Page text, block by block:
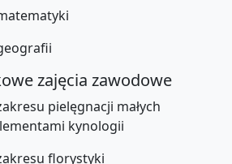
zajęcia zawodowe
pielęgnacji małych
kynologii
florystyki